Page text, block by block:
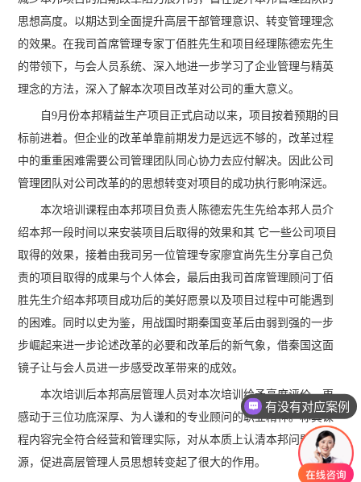
思想高度。以期达到全面提升高层干部管理意识、转变管理理念
的效果。在我司首席管理专家丁佰胜先生和项目经理陈德宏先生
的带领下，与会人员系统、深入地进一步学习了企业管理与精英
理念的方法，深入了解本次项目改革对公司的重大意义。
自9月份本邦精益生产项目正式启动以来，项目按着预期的目
标前进着。但企业的改革单靠前期发力是远远不够的，改革过程
中的重重困难需要公司管理团队同心协力去应付解决。因此公司
管理团队对公司改革的的思想转变对项目的成功执行影响深远。
本次培训课程由本邦项目负责人陈德宏先生先给本邦人员介
绍本邦一段时间以来安装项目后取得的效果和其 它一些公司项目
取得的效果，接着由我司另一位管理专家廖宜尚先生分享自己负
责的项目取得的成果与个人体会，最后由我司首席管理顾问丁佰
胜先生介绍本邦项目成功后的美好愿景以及项目过程中可能遇到
的困难。同时以史为鉴，用战国时期秦国变革后由弱到强的一步
步崛起来进一步论述改革的必要和改革后的新气象，借秦国这面
镜子让与会人员进一步感受改革带来的成效。
本次培训后本邦高层管理人员对本次培训给予高度评价，更
感动于三位功底深厚、为人谦和的专业顾问的职业精神。称其课
程内容完全符合经营和管理实际，对从本质上认清本邦问题的根
源，促进高层管理人员思想转变起了很大的作用。
有没有对应案例